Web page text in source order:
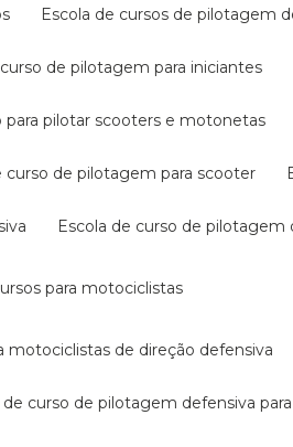
escola de cursos de pilotagem
curso de pilotagem para iniciantes
para pilotar scooters e motonetas
curso de pilotagem para scooter
escola de curso de
para motociclistas
motociclistas de direção defensiva
de curso de pilotagem defensiva